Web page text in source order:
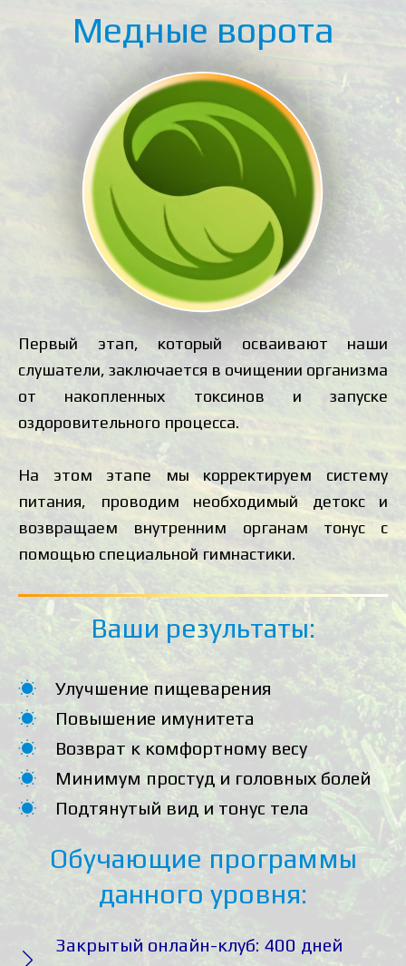
Медные ворота
Первый этап, который осваивают наши
слушатели, заключается в очищении организма
от накопленных токсинов и запуске
оздоровительного процесса.
На этом этапе мы корректируем систему
питания, проводим необходимый детокс и
возвращаем внутренним органам тонус с
помощью специальной гимнастики.
Ваши результаты:
Улучшение пищеварения
Повышение имунитета
Возврат к комфортному весу
Минимум простуд и головных болей
Подтянутый вид и тонус тела
Обучающие программы
данного уровня:
Закрытый онлайн-клуб: 400 дней